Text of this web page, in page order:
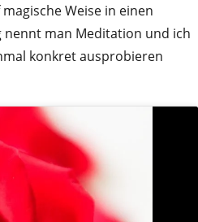
Weise in einen
nennt man Meditation und ich
konkret ausprobieren